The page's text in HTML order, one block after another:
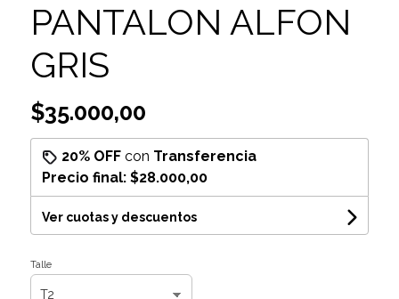
PANTALON ALFON
GRIS
$35.000,00
20% OFFcon Transferencia
Precio final: $28.000,00
Ver cuotas y descuentos
Talle